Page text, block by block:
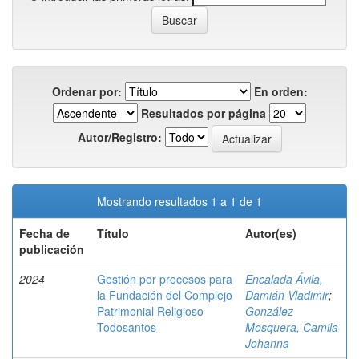
Ordenar por:
En orden:
Resultados por página
Autor/Registro:
Mostrando resultados 1 a 1 de 1
Fecha de
publicación
Título Autor(es)
2024
Gestión por procesos para
la Fundación del Complejo
Patrimonial Religioso
Todosantos
Encalada Ávila,
Damián Vladimir;
González
Mosquera, Camila
Johanna